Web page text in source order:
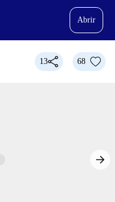
Abrir
13 68